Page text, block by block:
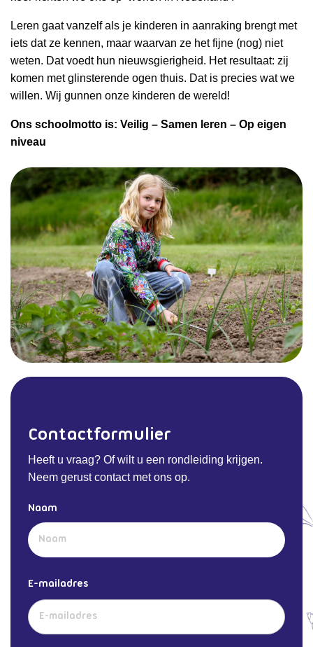
Leren gaat vanzelf als je kinderen in aanraking brengt met
iets dat ze kennen, maar waarvan ze het fijne (nog) niet
weten. Dat voedt hun nieuwsgierigheid. Het resultaat: zij
komen met glinsterende ogen thuis. Dat is precies wat we
willen. Wij gunnen onze kinderen de wereld!
Ons schoolmotto is: Veilig – Samen leren – Op eigen
niveau
Contactformulier
Heeft u vraag? Of wilt u een rondleiding krijgen.
Neem gerust contact met ons op.
Naam
E-mailadres